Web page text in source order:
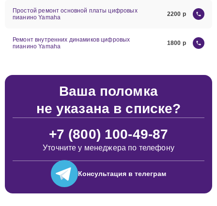
Простой ремонт основной платы цифровых
пианино Yamaha
2200
Ремонт внутренних динамиков цифровых
пианино Yamaha
1800
Ваша поломка
не указана в списке?
+7 (800) 100-49-87
Уточните у менеджера по телефону
Консультация в телеграм